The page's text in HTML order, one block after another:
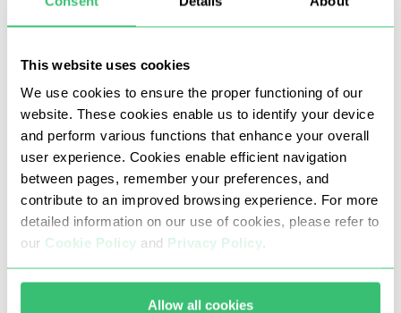
This website uses cookies
We use cookies to ensure the proper functioning of our
website. These cookies enable us to identify your device
and perform various functions that enhance your overall
user experience. Cookies enable efficient navigation
between pages, remember your preferences, and
contribute to an improved browsing experience. For more
detailed information on our use of cookies, please refer to
our Cookie Policy and Privacy Policy.
Allow all cookies
Unsere Bangladesch-Proxys verhindern DDoS-
und Brute-Force-Angriffe, Carding sowie alle
anderen betrügerischen oder illegalen Aktivitäten.
Wir sorgen dafür, dass unser Pool sauber
bleibt, die Verbindungen stabil sind und der